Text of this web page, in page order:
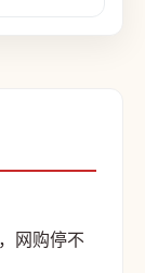
网购停不